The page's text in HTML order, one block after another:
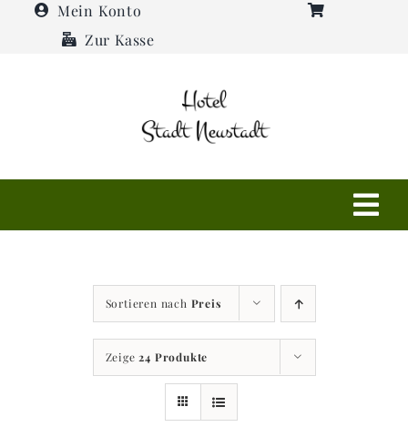
Mein Konto
Zur Kasse
Restaurant
Sortieren nach Preis
Zeige 24 Produkte